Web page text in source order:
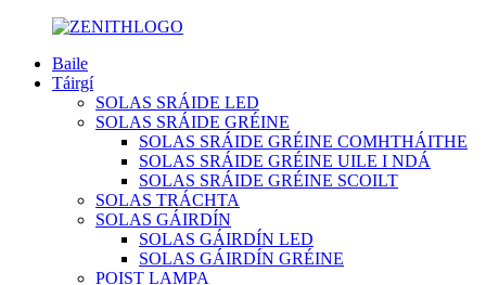
Baile
Táirgí
SOLAS SRÁIDE LED
SOLAS SRÁIDE GRÉINE
SOLAS SRÁIDE GRÉINE COMHTHÁITHE
SOLAS SRÁIDE GRÉINE UILE I NDÁ
SOLAS SRÁIDE GRÉINE SCOILT
SOLAS TRÁCHTA
SOLAS GÁIRDÍN
SOLAS GÁIRDÍN LED
SOLAS GÁIRDÍN GRÉINE
POIST LAMPA